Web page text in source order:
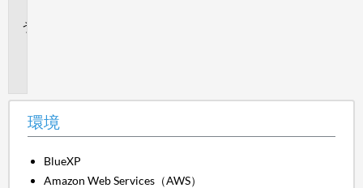
環境
BlueXP
Amazon Web Services（AWS）